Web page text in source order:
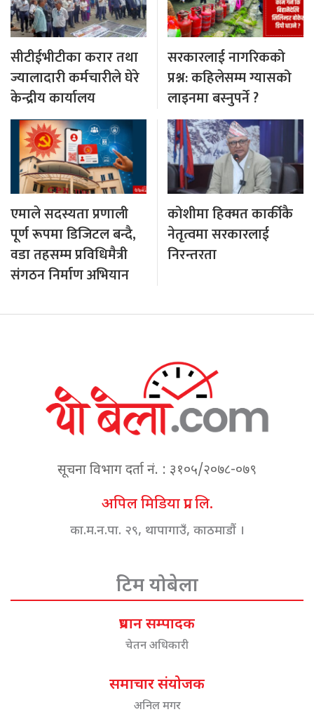
सीटीईभीटीका करार तथा
ज्यालादारी कर्मचारीले घेरे
केन्द्रीय कार्यालय
सरकारलाई नागरिकको
प्रश्न: कहिलेसम्म ग्यासको
लाइनमा बस्नुपर्ने ?
एमाले सदस्यता प्रणाली
पूर्ण रूपमा डिजिटल बन्दै,
वडा तहसम्म प्रविधिमैत्री
संगठन निर्माण अभियान
कोशीमा हिक्मत कार्कीकै
नेतृत्वमा सरकारलाई
निरन्तरता
सूचना विभाग दर्ता नं. : ३१०५/२०७८-०७९
अपिल मिडिया प्रा. लि.
का.म.न.पा. २९, थापागाउँ, काठमाडौं ।
टिम योबेला
प्रधान सम्पादक
चेतन अधिकारी
समाचार संयोजक
अनिल मगर